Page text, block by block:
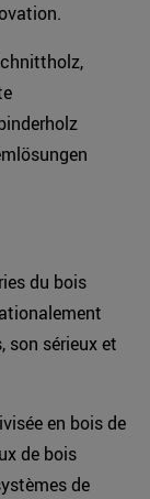
du bois
son sérieux et
en bois de
de bois
de